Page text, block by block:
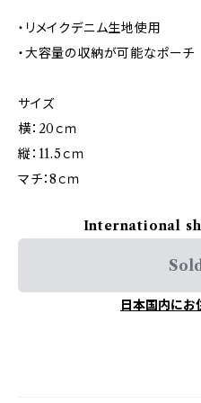
・リメイクデニム生地使用
・大容量の収納が可能なポーチ
サイズ
横：20ｃｍ
縦：11.5ｃｍ
マチ：8ｃｍ
International
日本国内にお